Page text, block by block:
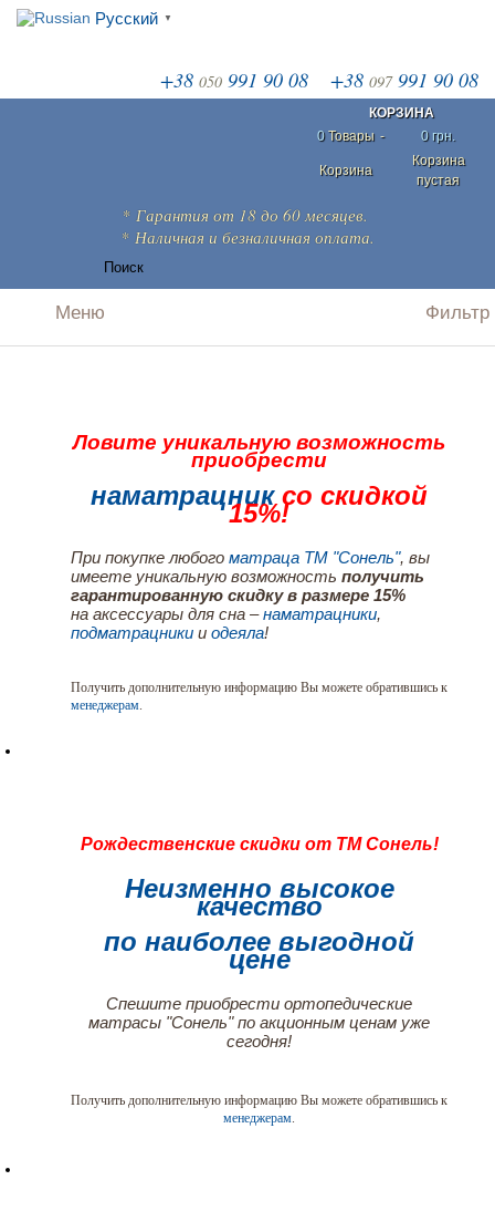
Русский ▼
+38 050 991 90 08 +38 097991 90 08
КОРЗИНА
0Товары - 0 грн.
Корзина
Корзина
пустая
* Гарантияот 18 до 60 месяцев.
* Наличная и безналичная оплата.
Ловите уникальную возможность
приобрести
наматрацниксо скидкой
15%!
При покупке любого матраца ТМ "Сонель", вы
имеете уникальную возможность получить
гарантированную скидку в размере 15%
на аксессуары для сна –наматрацники,
подматрацникии одеяла!
Получить дополнительную информацию Вы можете обратившись к
менеджерам.
Рождественские скидки от ТМ Сонель!
Неизменно высокое
качество
по наиболее выгодной
цене
Спешите приобрести ортопедические
матрасы "Сонель" по акционным ценам уже
сегодня!
Получить дополнительную информацию Вы можете обратившись к
менеджерам